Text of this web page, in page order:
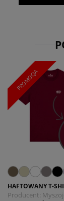
HAFTOWANY T-
Producent:
PROMOCJA